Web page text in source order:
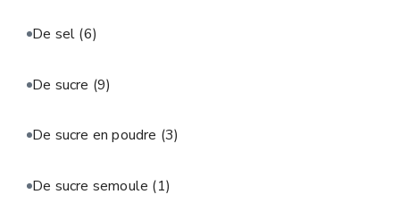
De sel (6)
De sucre (9)
De sucre en poudre (3)
De sucre semoule (1)